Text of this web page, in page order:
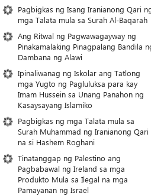
Pagbigkas ng Isang Iranianong Qari
mga Talata mula sa Surah Al-Baqarah
Ang Ritwal ng Pagwawagayway ng
Pinakamalaking Pinagpalang Bandila
Dambana ng Alawi
Ipinaliwanag ng Iskolar ang Tatlong
mga Yugto ng Pagluluksa para kay
Imam Hussein sa Unang Panahon ng
Kasaysayang Islamiko
Pagbigkas ng mga Talata mula sa
Surah Muhammad ng Iranianong Qari
na si Hashem Roghani
Tinatanggap ng Palestino ang
Pagbabawal ng Ireland sa mga
Produkto Mula sa Ilegal na mga
Pamayanan ng Israel